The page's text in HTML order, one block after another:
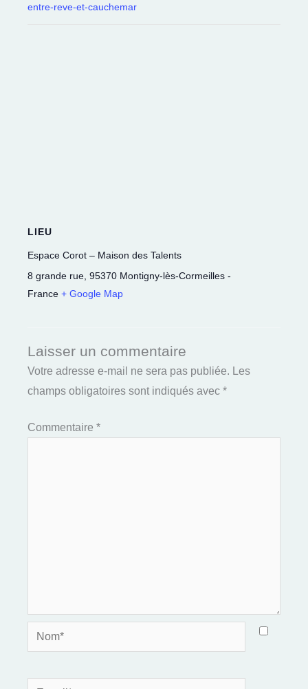
entre-reve-et-cauchemar
LIEU
Espace Corot – Maison des Talents
8 grande rue 95370 Montigny-lès-Cormeilles -
France + Google Map
Laisser un commentaire
Votre adresse e-mail ne sera pas publiée. Les
champs obligatoires sont indiqués avec *
Commentaire *
Nom*